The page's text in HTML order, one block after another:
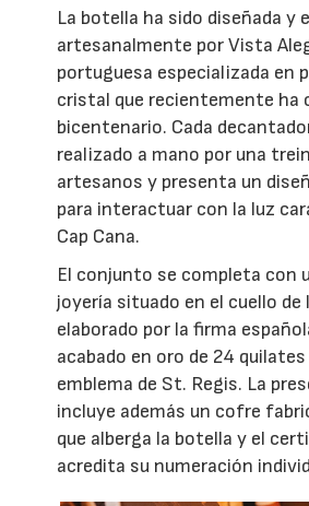
La botella ha sido diseñada y
artesanalmente por Vista
portuguesa especializada en
cristal que recientemente ha
bicentenario. Cada
realizado a mano por una
artesanos y presenta un
para interactuar con la luz
Cap Cana.
El conjunto se completa con
joyería situado en el cuello de
elaborado por la firma
acabado en oro de 24
emblema de St. Regis. La
incluye además un cofre
que alberga la botella y el
acredita su numeración